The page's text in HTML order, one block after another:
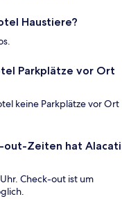
Haustiere?
Parkplätze vor Ort
keine Parkplätze vor Ort
out-Zeiten hat Alacati
Check-out ist um